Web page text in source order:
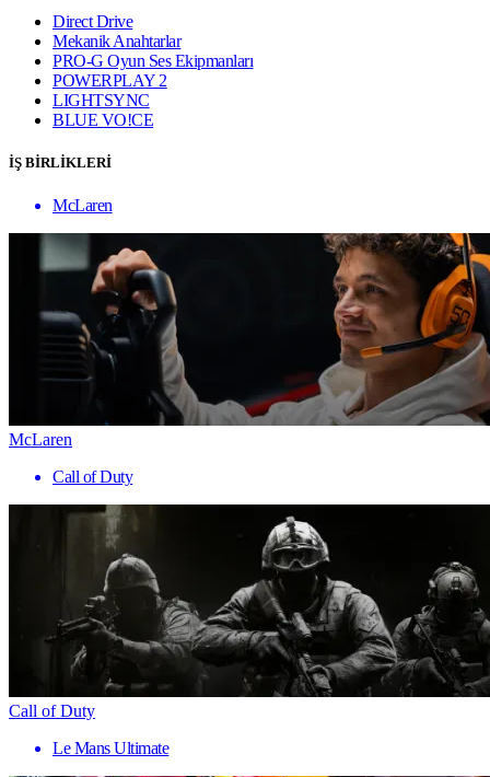
Direct Drive
Mekanik Anahtarlar
PRO-G Oyun Ses Ekipmanları
POWERPLAY 2
LIGHTSYNC
BLUE VO!CE
İŞ BİRLİKLERİ
McLaren
McLaren
Call of Duty
Call of Duty
Le Mans Ultimate